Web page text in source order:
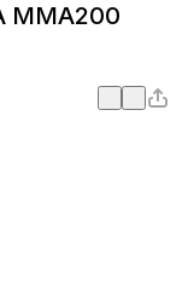
MMA200